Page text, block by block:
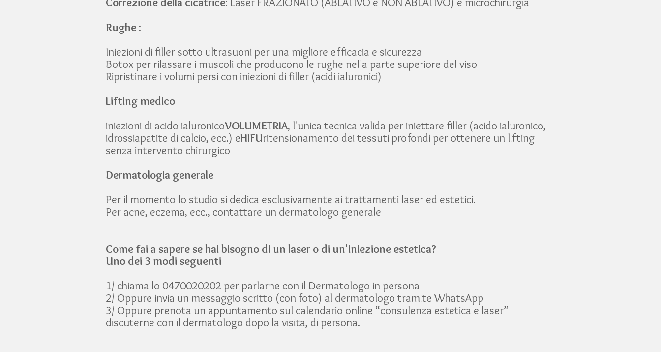
Rughe :
Iniezioni di filler sotto ultrasuoni per una migliore efficacia e sicurezza
Botox per rilassare i muscoli che producono le rughe nella parte superiore del viso
Ripristinare i volumi persi con iniezioni di filler (acidi ialuronici)
Lifting medico
iniezioni di acido ialuronicoVOLUMETRIA, l'unica tecnica valida per iniettare filler (acido ialuronico,
idrossiapatite di calcio, ecc.) eHIFUritensionamento dei tessuti profondi per ottenere un lifting
senza intervento chirurgico
Dermatologia generale
Per il momento lo studio si dedica esclusivamente ai trattamenti laser ed estetici.
Per acne, eczema, ecc., contattare un dermatologo generale
Come fai a sapere se hai bisogno di un laser o di un'iniezione estetica?
Uno dei 3 modi seguenti
1/ chiama lo 0470020202 per parlarne con il Dermatologo in persona
2/ Oppure invia un messaggio scritto (con foto) al dermatologo tramite WhatsApp
3/ Oppure prenota un appuntamento sul calendario online “consulenza estetica e laser”
discuterne con il dermatologo dopo la visita, di persona.